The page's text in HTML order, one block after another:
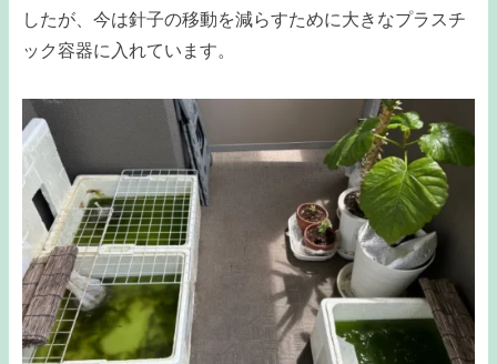
したが、今は針子の移動を減らすために大きなプラスチ
ック容器に入れています。